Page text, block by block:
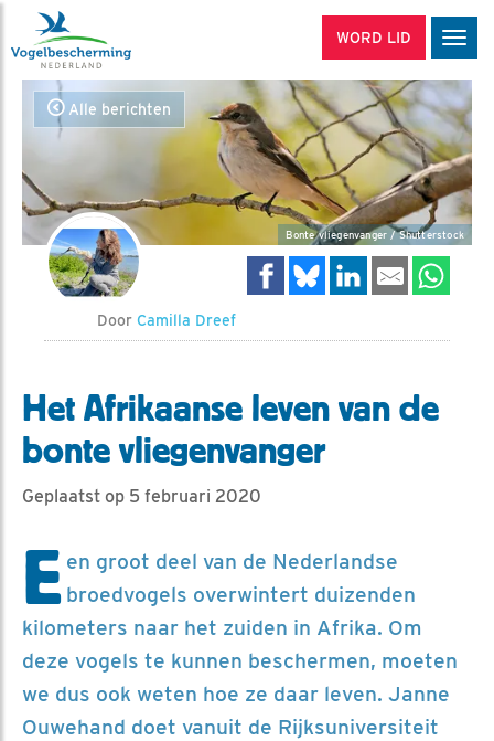
WORD LID
Alle berichten
Bonte vliegenvanger / Shutterstock
DoorCamilla Dreef
Het Afrikaanse leven van de
bonte vliegenvanger
Geplaatst op 5 februari 2020
E en groot deel van de Nederlandse
broedvogels overwintert duizenden
kilometers naar het zuiden in Afrika. Om
deze vogels te kunnen beschermen, moeten
we dus ook weten hoe ze daar leven. Janne
Ouwehand doet vanuit de Rijksuniversiteit